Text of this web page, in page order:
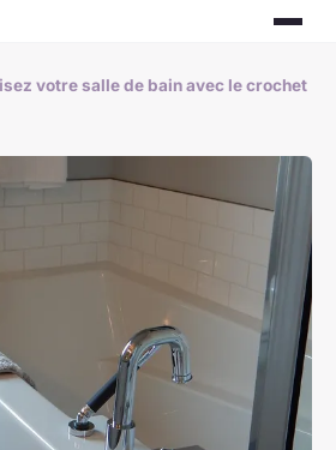
votre salle de bain avec le crochet